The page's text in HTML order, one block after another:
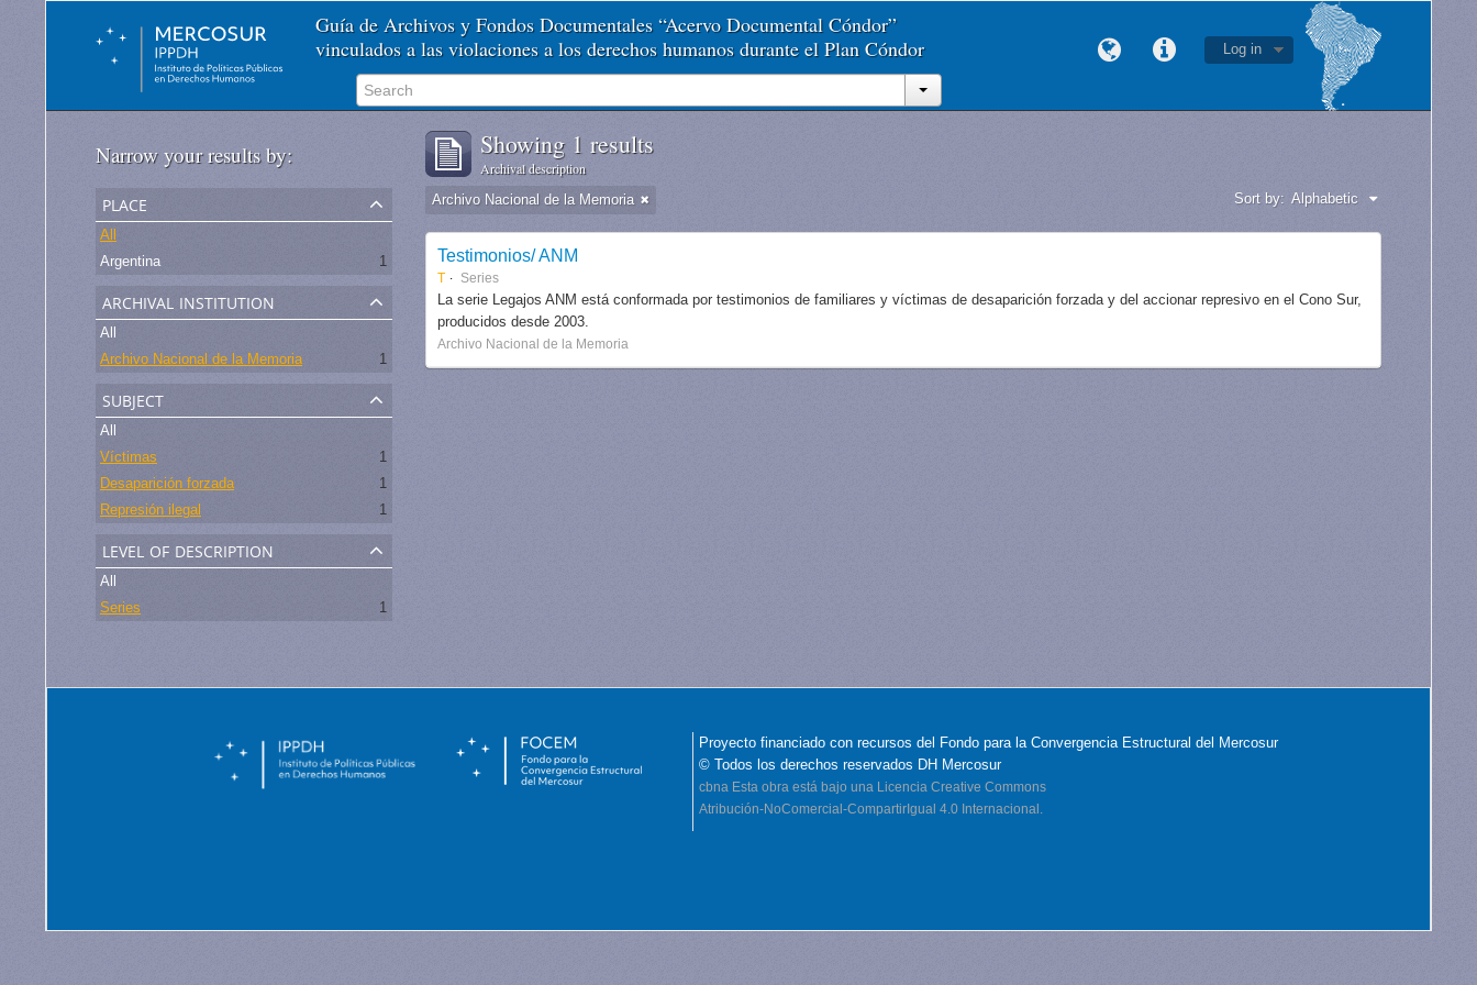
Guía de Archivos y Fondos Documentales “Acervo Documental Cóndor”
vinculados a las violaciones a los derechos humanos durante el Plan Cóndor
Log in
Narrow your results by:
place
All
Argentina
1
archival institution
All
Archivo Nacional de la Memoria
1
subject
All
Víctimas
1
Desaparición forzada
1
Represión ilegal
1
level of description
All
Series
1
Showing 1 results
Archival description
Archivo Nacional de la Memoria Sort by: Alphabetic
Testimonios/ ANM
T Series
La serie Legajos ANM está conformada por testimonios de familiares y víctimas de desaparición forzada y del accionar represivo en el Cono Sur,
producidos desde 2003.
Archivo Nacional de la Memoria
Proyecto financiado con recursos del Fondo para la Convergencia Estructural del Mercosur
© Todos los derechos reservados DH Mercosur
cbna Esta obra está bajo una Licencia Creative Commons
Atribución-NoComercial-CompartirIgual 4.0 Internacional.